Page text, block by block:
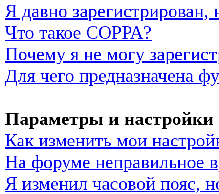
Я давно
Что такое COPPA?
Почему я не могу
Для чего предназначена
Параметры и настройки
Как изменить мои
На форуме неправильное
Я изменил часовой пояс,